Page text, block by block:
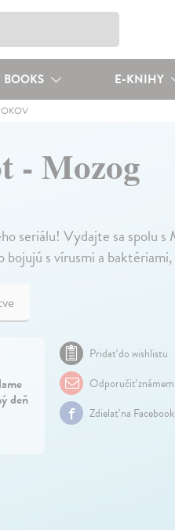
BOOKS E-KNIHY
- Mozog
seriálu! Vydajte sa spolu
s vírusmi a
deň
Pridať do wishlistu
Odporučiť
Zdielať na